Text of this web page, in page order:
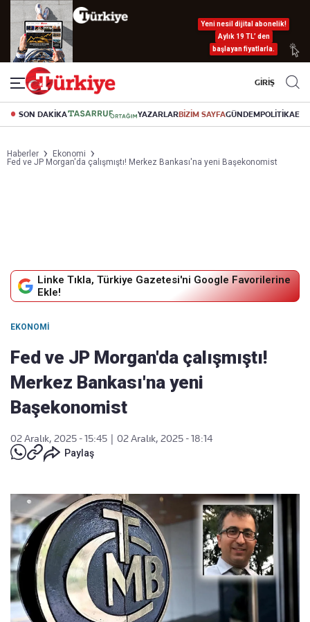
Yeni nesil dijital abonelik!
Aylık 19 TL’ den
başlayan fiyatlarla.
GİRİŞ
SON DAKİKA YAZARLARBİZİM SAYFAGÜNDEMPOLİTİKA
Haberler
Ekonomi
Fed ve JP Morgan'da çalışmıştı! Merkez Bankası'na yeni Başekonomist
Linke Tıkla, Türkiye Gazetesi'ni Google Favorilerine
Ekle!
EKONOMI
Fed ve JP Morgan'da çalışmıştı!
Merkez Bankası'na yeni
Başekonomist
02 Aralık, 2025 - 15:45
02 Aralık, 2025 - 18:14
Paylaş